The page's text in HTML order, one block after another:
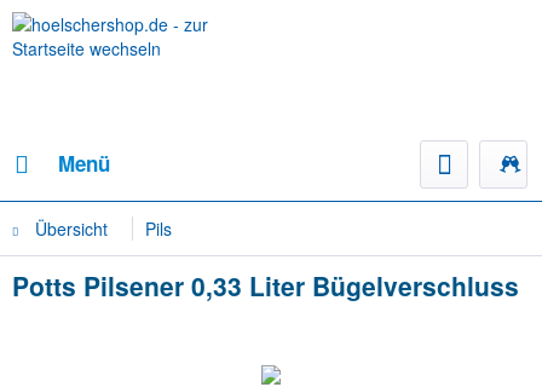
Menü
Übersicht Pils
Potts Pilsener 0,33 Liter Bügelverschluss